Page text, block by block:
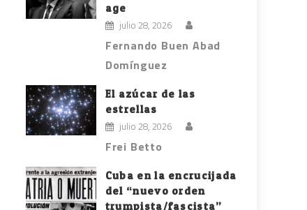
age
julio 28, 2026
Fernando Buen Abad
Domínguez
El azúcar de las
estrellas
julio 28, 2026
Frei Betto
Cuba en la encrucijada
del “nuevo orden
trumpista/fascista”